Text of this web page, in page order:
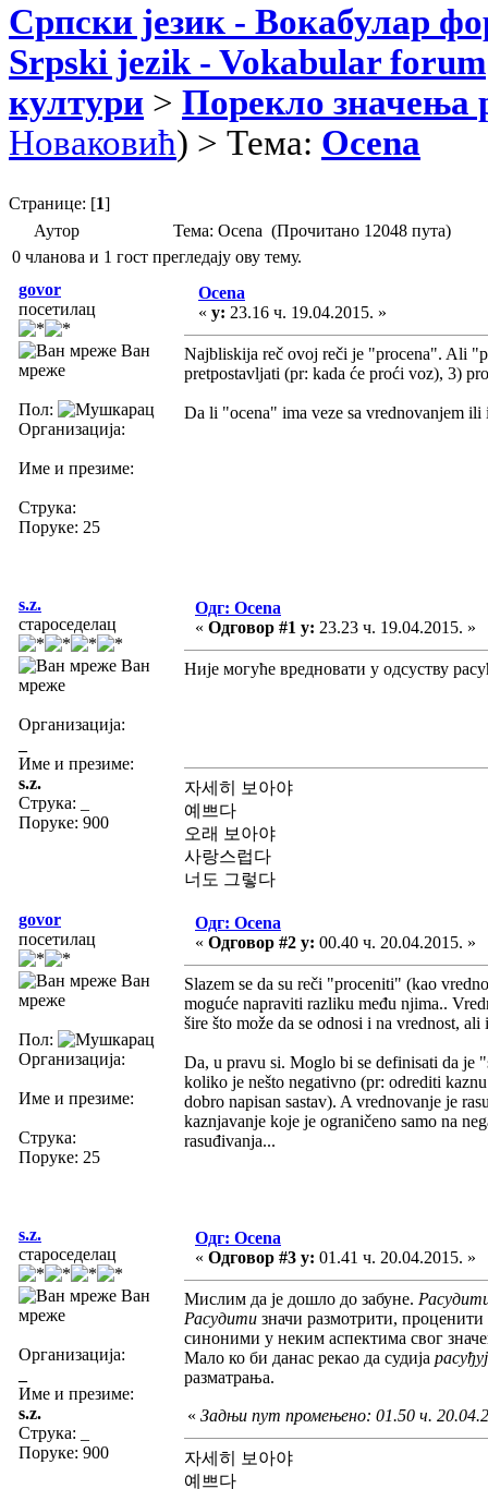
Српски језик - Вокабулар
Srpski jezik - Vokabular forum
култури > Порекло значења
Новаковић) > Тема: Ocena
Странице: [1]
Аутор
Тема: Ocena (Прочитано 12048 пута)
0 чланова и 1 гост прегледају ову тему.
govor
посетилац
Ван
мреже
Пол:
Организација:
Име и презиме:
Струка:
Поруке: 25
Ocena
« у: 23.16 ч. 19.04.2015. »
Najbliskija reč ovoj reči je "procena". Ali
pretpostavljati (pr: kada će proći voz), 3)
Da li "ocena" ima veze sa vrednovanjem ili
s.z.
староседелац
Ван
мреже
Организација:
Име и презиме:
s.z.
Струка:
Поруке: 900
Одг: Ocena
« Одговор #1 у: 23.23 ч. 19.04.2015. »
Није могуће вредновати у одсуству
자세히 보아야
예쁘다
오래 보아야
사랑스럽다
너도 그렇다
govor
посетилац
Ван
мреже
Пол:
Организација:
Име и презиме:
Струка:
Поруке: 25
Одг: Ocena
« Одговор #2 у: 00.40 ч. 20.04.2015. »
Slazem se da su reči "proceniti" (kao
moguće napraviti razliku među njima..
šire što može da se odnosi i na vrednost,
Da, u pravu si. Moglo bi se definisati da je
koliko je nešto negativno (pr: odrediti
dobro napisan sastav). A vrednovanje je
kaznjavanje koje je ograničeno samo na
rasuđivanja...
s.z.
староседелац
Ван
мреже
Организација:
Име и презиме:
s.z.
Струка:
Поруке: 900
Одг: Ocena
« Одговор #3 у: 01.41 ч. 20.04.2015. »
Мислим да је дошло до забуне.
Расудити значи размотрити,
синоними у неким аспектима свог
Мало ко би данас рекао да судија
разматрања.
« Задњи пут промењено: 01.50 ч.
자세히 보아야
예쁘다